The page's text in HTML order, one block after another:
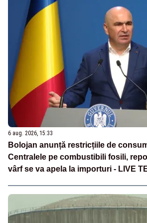
6 aug. 2026, 15:33
Bolojan anunță restricțiile de
Centralele pe combustibili fosili,
vârf se va apela la importuri - LIVE